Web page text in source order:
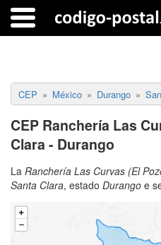
CEP México Durango
CEP Ranchería Las
Clara - Durango
La Ranchería Las Curvas (El
Santa Clara, estado Durango e